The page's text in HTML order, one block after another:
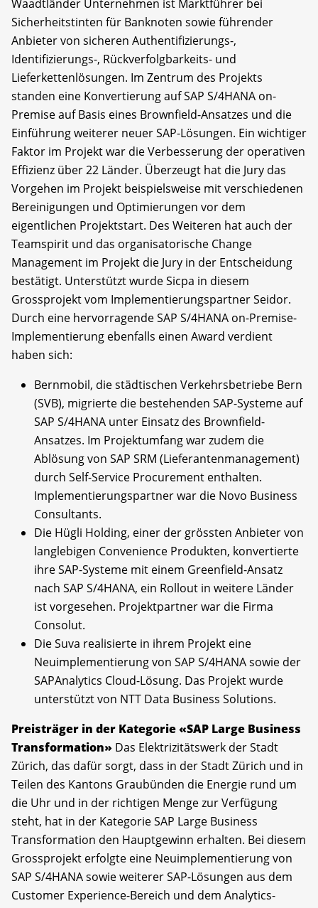
Waadtländer Unternehmen ist Marktführer bei
Sicherheitstinten für Banknoten sowie führender
Anbieter von sicheren Authentifizierungs-,
Identifizierungs-, Rückverfolgbarkeits- und
Lieferkettenlösungen. Im Zentrum des Projekts
standen eine Konvertierung auf SAP S/4HANA on-
Premise auf Basis eines Brownfield-Ansatzes und die
Einführung weiterer neuer SAP-Lösungen. Ein wichtiger
Faktor im Projekt war die Verbesserung der operativen
Effizienz über 22 Länder. Überzeugt hat die Jury das
Vorgehen im Projekt beispielsweise mit verschiedenen
Bereinigungen und Optimierungen vor dem
eigentlichen Projektstart. Des Weiteren hat auch der
Teamspirit und das organisatorische Change
Management im Projekt die Jury in der Entscheidung
bestätigt. Unterstützt wurde Sicpa in diesem
Grossprojekt vom Implementierungspartner Seidor.
Durch eine hervorragende SAP S/4HANA on-Premise-
Implementierung ebenfalls einen Award verdient
haben sich:
Bernmobil, die städtischen Verkehrsbetriebe Bern
(SVB), migrierte die bestehenden SAP-Systeme auf
SAP S/4HANA unter Einsatz des Brownfield-
Ansatzes. Im Projektumfang war zudem die
Ablösung von SAP SRM (Lieferantenmanagement)
durch Self-Service Procurement enthalten.
Implementierungspartner war die Novo Business
Consultants.
Die Hügli Holding, einer der grössten Anbieter von
langlebigen Convenience Produkten, konvertierte
ihre SAP-Systeme mit einem Greenfield-Ansatz
nach SAP S/4HANA, ein Rollout in weitere Länder
ist vorgesehen. Projektpartner war die Firma
Consolut.
Die Suva realisierte in ihrem Projekt eine
Neuimplementierung von SAP S/4HANA sowie der
SAPAnalytics Cloud-Lösung. Das Projekt wurde
unterstützt von NTT Data Business Solutions.
Preisträger in der Kategorie «SAP Large Business
Transformation» Das Elektrizitätswerk der Stadt
Zürich, das dafür sorgt, dass in der Stadt Zürich und in
Teilen des Kantons Graubünden die Energie rund um
die Uhr und in der richtigen Menge zur Verfügung
steht, hat in der Kategorie SAP Large Business
Transformation den Hauptgewinn erhalten. Bei diesem
Grossprojekt erfolgte eine Neuimplementierung von
SAP S/4HANA sowie weiterer SAP-Lösungen aus dem
Customer Experience-Bereich und dem Analytics-